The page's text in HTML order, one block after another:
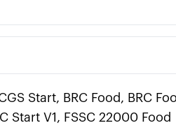
Start, BRC Food, BRC
Start V1, FSSC 22000 Food